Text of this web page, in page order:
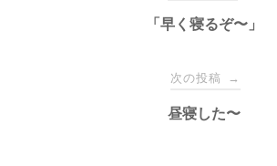
「早く寝るぞ〜」
次の投稿 →
昼寝した〜